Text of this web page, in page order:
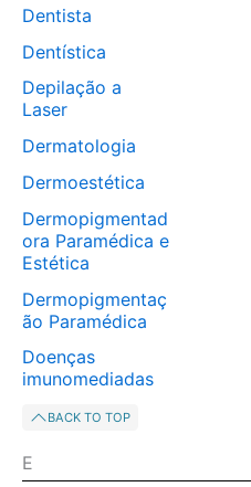
Dentista
Dentística
Depilação a
Laser
Dermatologia
Dermoestética
Dermopigmentad
ora Paramédica e
Estética
Dermopigmentaç
ão Paramédica
Doenças
imunomediadas
BACK TO TOP
E